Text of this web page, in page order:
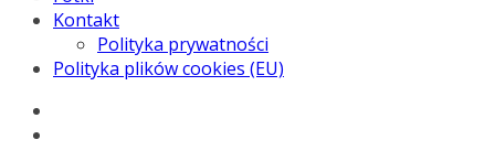
Kontakt
Polityka prywatności
Polityka plików cookies (EU)